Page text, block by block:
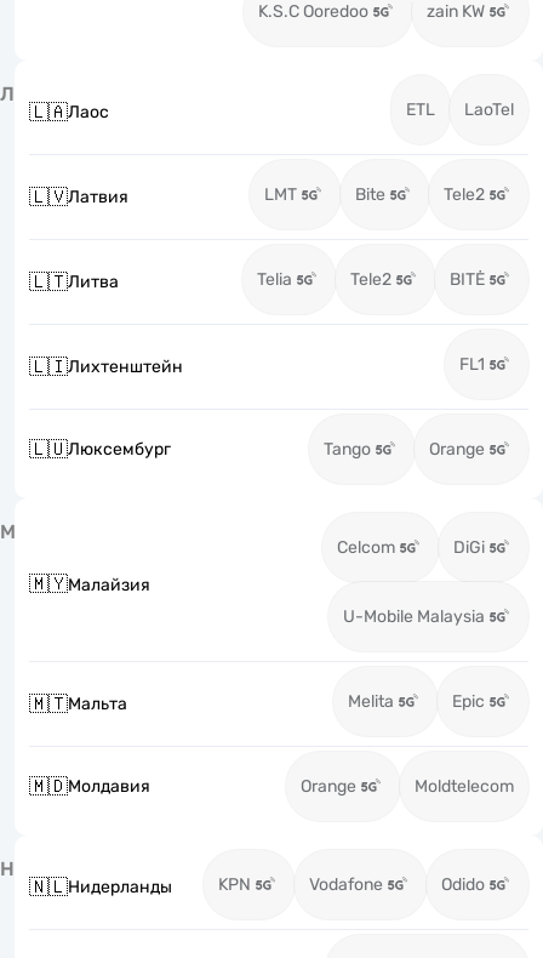
K.S.C Ooredoo zain KW
Л
🇱🇦Лаос ETL LaoTel
🇱🇻Латвия LMT Bite Tele2
🇱🇹Литва Telia Tele2 BITĖ
🇱🇮Лихтенштейн FL1
🇱🇺Люксембург Tango Orange
М
🇲🇾Малайзия
Celcom DiGi
U-Mobile Malaysia
🇲🇹Мальта Melita Epic
🇲🇩Молдавия Orange Moldtelecom
Н
🇳🇱Нидерланды KPN Vodafone Odido